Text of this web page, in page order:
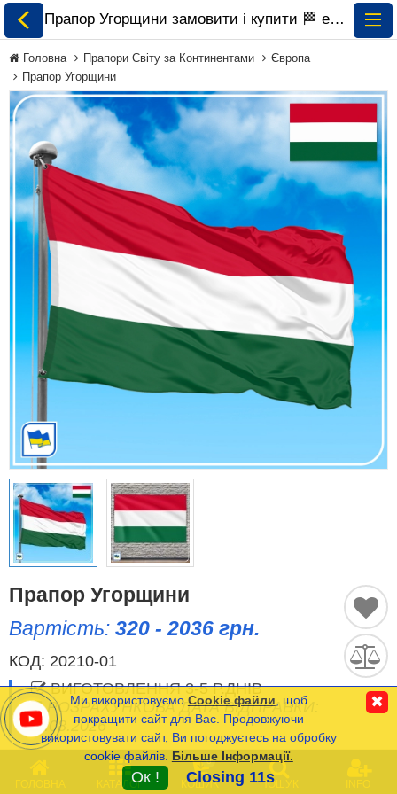
Всі Прапори
Прапори України
Прапори Світу за
Прапори на
Замовлення
Прапори Міжнародних
Спортивні Прапори
Етнічні Прапори
Прапори США (штатів)
Інші прапори
Порівняти
(0)
Часті Питання (FAQ)
Оплата та Доставка
ГОЛОВНА КАТАЛОГ
0
КОШИК ПОШУК INFO
Прапор Угорщини замовити і купити 🏁 ePrapor.com.ua
Головна Прапори Світу за Континентами
Європа
Прапор Угорщини
Прапор Угорщини
Вартість: 320 - 2036 грн.
КОД: 20210-01
ВИГОТОВЛЕННЯ 3-5 Р.ДНІВ
РОЗРАХУНКОВА ДАТА ВІДПРАВКИ:
12.08.2026
ОПЦІЇ - Обов’язкові)
Ми використовуємо Cookie файли , щоб
покращити сайт для Вас. Продовжуючи
використовувати сайт, Ви погоджуєтесь на обробку
cookie файлів. Більше Інформації.
Ок ! Closing 11s
✖